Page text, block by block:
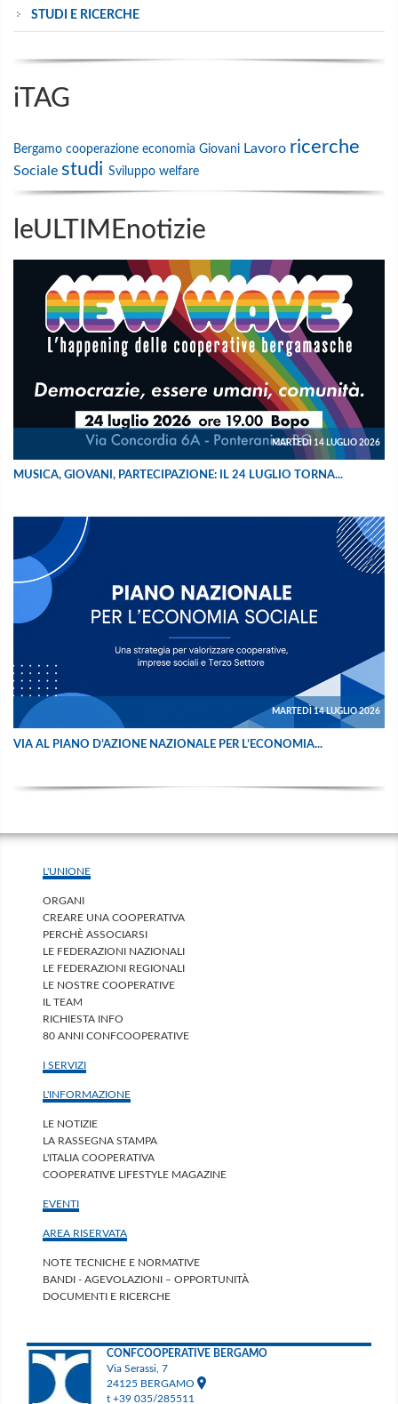
STUDI E RICERCHE
iTAG
Bergamo cooperazione economia Giovani Lavoro ricerche
Sociale studi Sviluppo welfare
leULTIMEnotizie
MARTEDÌ 14 LUGLIO 2026
MUSICA, GIOVANI, PARTECIPAZIONE: IL 24 LUGLIO TORNA...
MARTEDÌ 14 LUGLIO 2026
VIA AL PIANO D’AZIONE NAZIONALE PER L’ECONOMIA...
L'UNIONE
ORGANI
CREARE UNA COOPERATIVA
PERCHÈ ASSOCIARSI
LE FEDERAZIONI NAZIONALI
LE FEDERAZIONI REGIONALI
LE NOSTRE COOPERATIVE
IL TEAM
RICHIESTA INFO
80 ANNI CONFCOOPERATIVE
I SERVIZI
L'INFORMAZIONE
LE NOTIZIE
LA RASSEGNA STAMPA
L'ITALIA COOPERATIVA
COOPERATIVE LIFESTYLE MAGAZINE
EVENTI
AREA RISERVATA
NOTE TECNICHE E NORMATIVE
BANDI - AGEVOLAZIONI – OPPORTUNITÀ
DOCUMENTI E RICERCHE
CONFCOOPERATIVE BERGAMO
Via Serassi, 7
24125 BERGAMO
t +39 035/285511